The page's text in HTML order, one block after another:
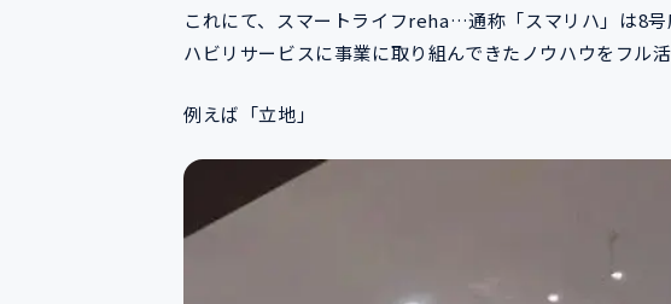
これにて、スマートライフreha…通称「スマリハ」は8
ハビリサービスに事業に取り組んできたノウハウをフル活
例えば「立地」